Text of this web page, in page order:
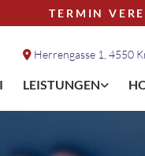
TERMIN
 Herrengasse 1, 4550
LEISTUNGEN